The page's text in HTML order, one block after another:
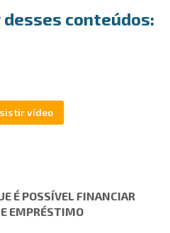
conteúdos:
É POSSÍVEL FINANCIAR
EMPRÉSTIMO